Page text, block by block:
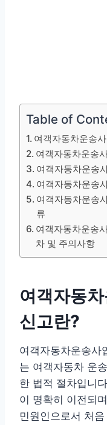
Table of
여객자동차운송
여객자동차운송
여객자동차운송
여객자동차운송
여객자동차운송
류
여객자동차운송
차 및 주의사항
여객자동
신고란?
여객자동차운송사
는 여객자동차 운
한 법적 절차입니
이 명확히 이전되
민원인으로서 처